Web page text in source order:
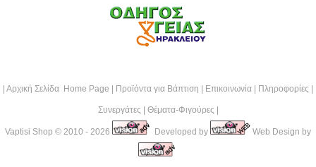
Αρχική Σελίδα Home Page Προϊόντα για Βάπτιση Επικοινωνία Πληροφορίες
Συνεργάτες Θέματα-Φιγούρες
Vaptisi Shop © 2010 - 2026 Developed by Web Design by